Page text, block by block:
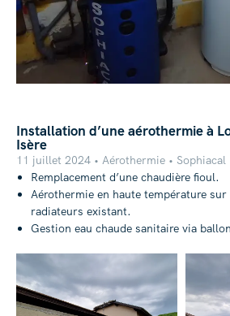
Installation d’une aérothermie à
Isère
11 juillet 2024 • Aérothermie • Sophiacal
Remplacement d’une chaudière fioul.
Aérothermie en haute température sur
radiateurs existant.
Gestion eau chaude sanitaire via